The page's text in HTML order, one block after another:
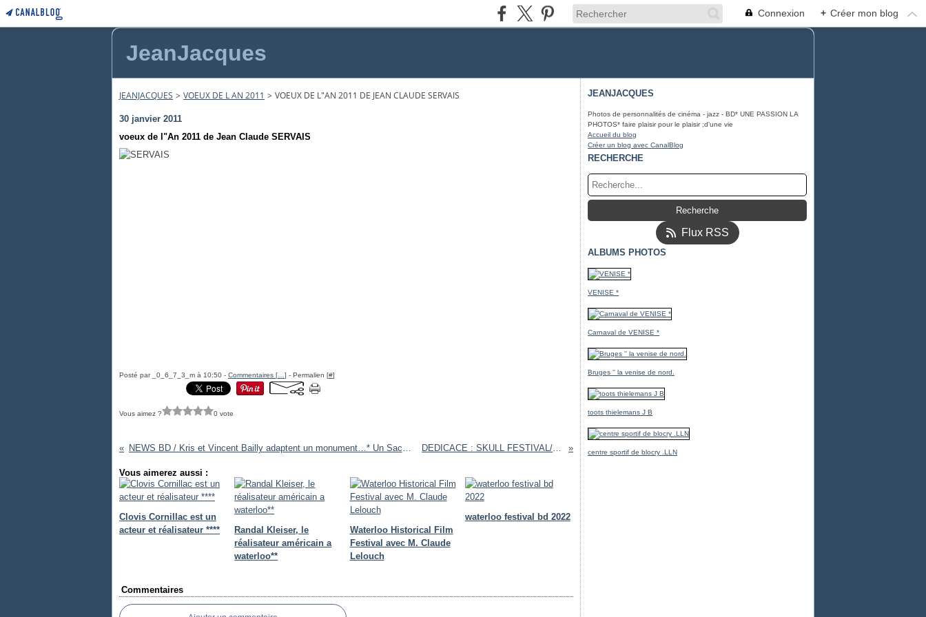
Connexion + Créer mon blog
JeanJacques
JEANJACQUES > VOEUX DE L AN 2011 > VOEUX DE L"AN 2011 DE JEAN CLAUDE SERVAIS
30 janvier 2011
voeux de l"An 2011 de Jean Claude SERVAIS
Posté par _0_6_7_3_m à 10:50 - Commentaires [ ] - Permalien [#]
Vous aimez ? 0 vote
NEWS BD / Kris et Vincent Bailly adaptent un monument…* Un Sac de billes de Joseph Joffo DEDICACE : SKULL FESTIVAL// BRUXELLES
Vous aimerez aussi :
Clovis Cornillac est un
acteur et réalisateur ****
Randal Kleiser, le
réalisateur américain a
waterloo**
Waterloo Historical Film
Festival avec M. Claude
Lelouch
waterloo festival bd 2022
Commentaires
JEANJACQUES
Photos de personnalités de cinéma - jazz - BD* UNE PASSION LA
PHOTOS* faire plaisir pour le plaisir ;d'une vie
Accueil du blog
Créer un blog avec CanalBlog
RECHERCHE
Flux RSS
ALBUMS PHOTOS
VENISE *
Carnaval de VENISE *
Bruges '' la venise de nord.
toots thielemans J B
centre sportif de blocry .LLN